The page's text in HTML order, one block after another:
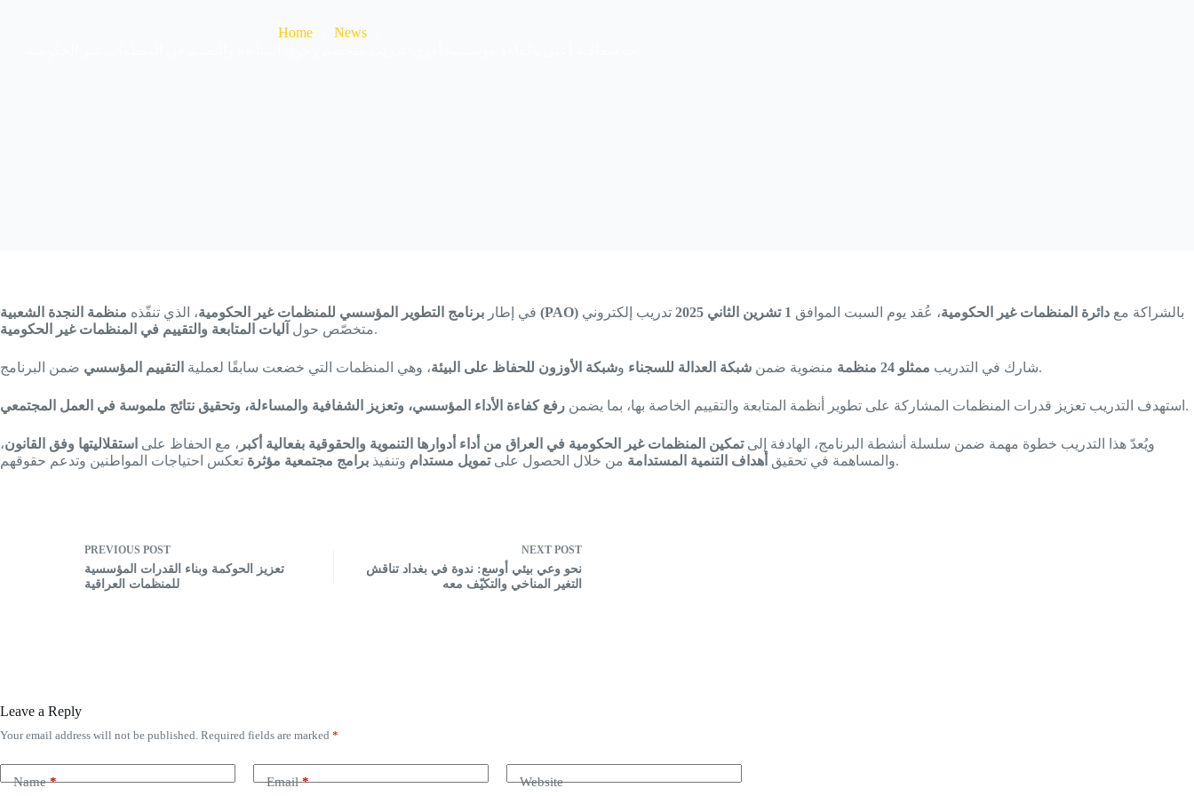
Home
News
في إطار برنامج التطوير المؤسسي للمنظمات غير الحكومية، الذي تنفّذه منظمة النجدة الشعبية (PAO) بالشراكة مع دائرة المنظمات غير الحكومية، عُقد يوم السبت الموافق 1 تشرين الثاني 2025
تدريب إلكتروني
متخصّص حول آليات المتابعة والتقييم في المنظمات غير الحكومية .
شارك في التدريب ممثلو 24 منظمة منضوية ضمن شبكة العدالة للسجناء وشبكة الأوزون للحفاظ على البيئة، وهي المنظمات التي خضعت سابقًا لعملية التقييم المؤسسي ضمن البرنامج.
استهدف التدريب تعزيز قدرات المنظمات المشاركة على تطوير أنظمة المتابعة والتقييم الخاصة بها، بما يضمن رفع كفاءة الأداء المؤسسي، وتعزيز الشفافية والمساءلة، وتحقيق نتائج ملموسة في العمل المجتمعي .
ويُعدّ هذا التدريب خطوة مهمة ضمن سلسلة أنشطة البرنامج، الهادفة إلىتمكين المنظمات غير الحكومية في العراق من أداء أدوارها التنموية والحقوقية بفعالية أكبر ، مع الحفاظ على استقلاليتها وفق القانون،
والمساهمة في تحقيق أهداف التنمية المستدامة من خلال الحصول علىتمويل مستدام وتنفيذ برامج مجتمعية مؤثرة تعكس احتياجات المواطنين وتدعم حقوقهم.
PREVIOUS POST
تعزيز الحوكمة وبناء القدرات المؤسسية
للمنظمات العراقية
NEXT POST
نحو وعي بيئي أوسع: ندوة في بغداد تناقش
التغير المناخي والتكيّف معه
Leave a Reply
Your email address will not be published. Required fields are marked *
Name* Email* Website